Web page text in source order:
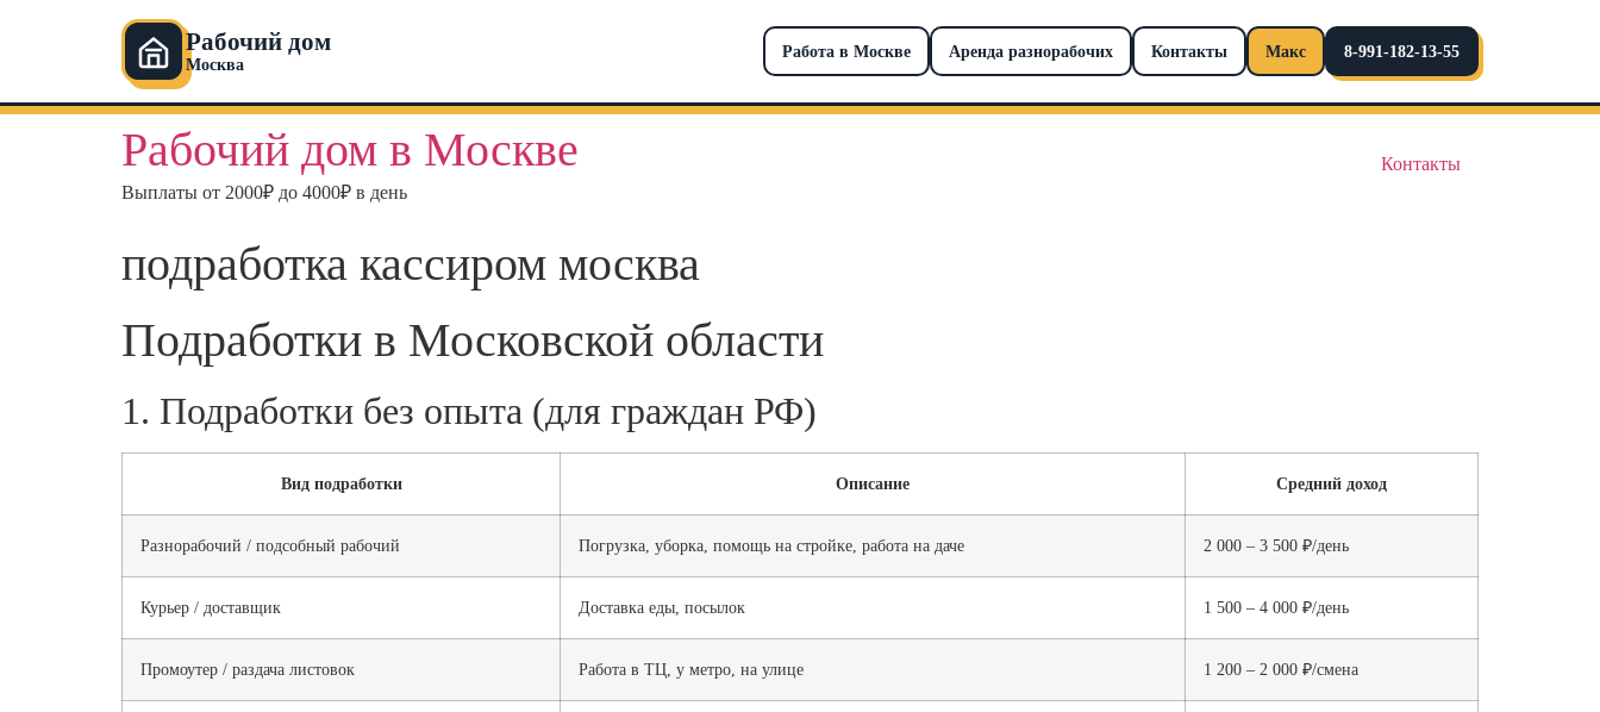
Рабочий дом
Москва
Работа в Москве Аренда разнорабочих Контакты Макс 8-991-182-13-55
Перейти
Рабочий дом в Москве
Выплаты от 2000₽ до 4000₽ в день
Контакты
подработка кассиром москва
Подработки в Московской области
1. Подработки без опыта (для граждан РФ)
Вид подработки Описание Средний доход
Разнорабочий / подсобный рабочий Погрузка, уборка, помощь на стройке, работа на даче 2 000 – 3 500 ₽/день
Курьер / доставщик Доставка еды, посылок 1 500 – 4 000 ₽/день
Промоутер / раздача листовок Работа в ТЦ, у метро, на улице 1 200 – 2 000 ₽/смена